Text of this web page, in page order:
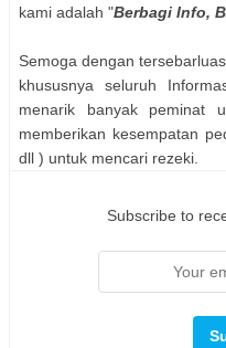
kami adalah "Berbagi Info,
Semoga dengan
khususnya seluruh
menarik banyak peminat
memberikan kesempatan
dll ) untuk mencari rezeki.
Subscribe to